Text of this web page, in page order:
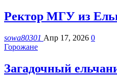
Ректор МГУ из
sowa80301 Апр 17, 2026 0
Горожане
Загадочный